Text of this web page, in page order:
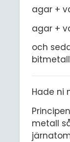
agar +
agar +
och
Hade ni
metall